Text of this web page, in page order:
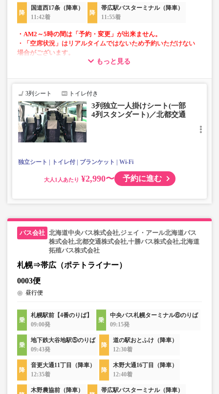
国道西17条（降車）
11:42着
帯広駅バスターミナル（降車）
11:55着
・AM2～5時の間は「予約・変更」が出来ません。
・「空席状況」はリアルタイムではないため予約いただけない
場合がございます。
・1部車両は後方座席は4列シートとなっております。座席指定
・車内トイレ完備で長旅でも安心。
・車内は常時換気し、清掃・除菌を徹底。
もっと見る
3列シート トイレ付き
3列独立一人掛けシート(一部
4列スタンダート)／北都交通
独立シート トイレ付 ブランケット Wi-Fi
大人 ¥2,990〜 予約に進む
北海道中央バス株式会社,ジェイ・アール北海道バス
株式会社,北都交通株式会社,十勝バス株式会社,北海道
拓殖バス株式会社
札幌⇒帯広（ポテトライナー）
0003便
昼行便
札幌駅前【4番のりば】
09:00発
中央バス札幌ターミナル⑥のりば
09:15発
地下鉄大谷地駅⑤のりば
09:43発
道の駅おとふけ（降車）
12:30着
音更大通11丁目（降車）
12:35着
木野大通16丁目（降車）
12:40着
木野農協前（降車）
帯広駅バスターミナル（降車）